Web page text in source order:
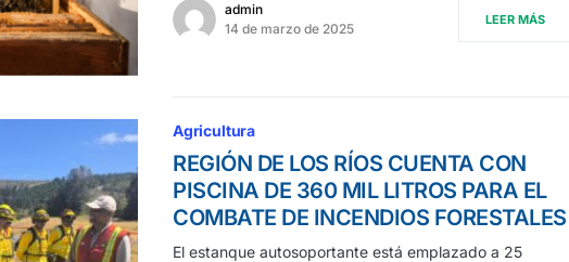
admin
14 de marzo de 2025
LEER MÁS
Agricultura
REGIÓN DE LOS RÍOS CUENTA CON
PISCINA DE 360 MIL LITROS PARA EL
COMBATE DE INCENDIOS FORESTALES
El estanque autosoportante está emplazado a 25